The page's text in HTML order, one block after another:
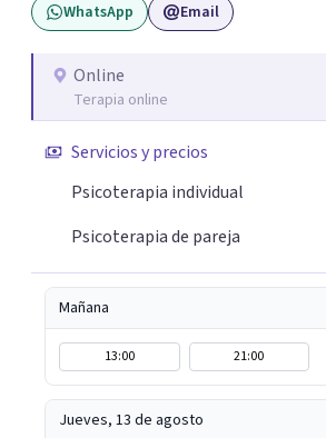
WhatsApp Email
Online
Terapia online
Servicios y precios
Psicoterapia individual
Psicoterapia de pareja
Mañana
13:00 21:00
Jueves, 13 de agosto